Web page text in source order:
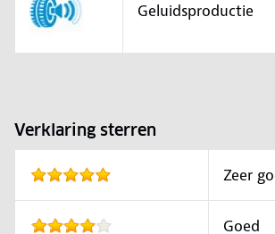
Geluidsproductie
Verklaring sterren
Zeer
Goed